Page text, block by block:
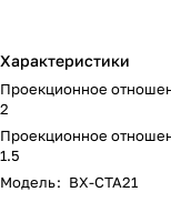
Характеристики
Проекционное
2
Проекционное
1.5
Модель: BX-CTA21